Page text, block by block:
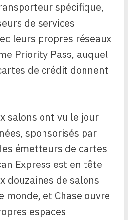
spécifique,
de services
leurs propres réseaux
Priority Pass, auquel
de crédit donnent
salons ont vu le jour
sponsorisés par
émetteurs de cartes
Express est en tête
douzaines de salons
monde, et Chase ouvre
espaces